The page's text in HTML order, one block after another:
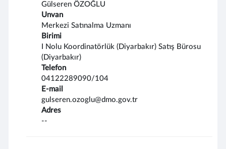
Gülseren ÖZOĞLU
Unvan
Merkezi Satınalma Uzmanı
Birimi
I Nolu Koordinatörlük (Diyarbakır) Satış Bürosu
(Diyarbakır)
Telefon
04122289090/104
E-mail
gulseren.ozoglu@dmo.gov.tr
Adres
--